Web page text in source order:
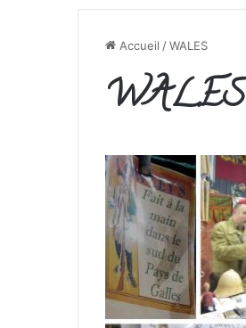
Accueil /WALES
WALES